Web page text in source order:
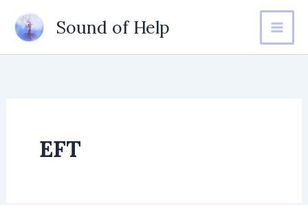
contenido
Sound of Help
EFT